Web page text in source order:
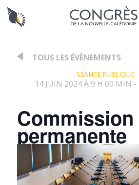
TOUS LES ÉVÈNEMENTS
SÉANCE PUBLIQUE
14 JUIN 2024 À 9 H 00 MIN -
Commission
permanente
Panneau de gestion des cookies